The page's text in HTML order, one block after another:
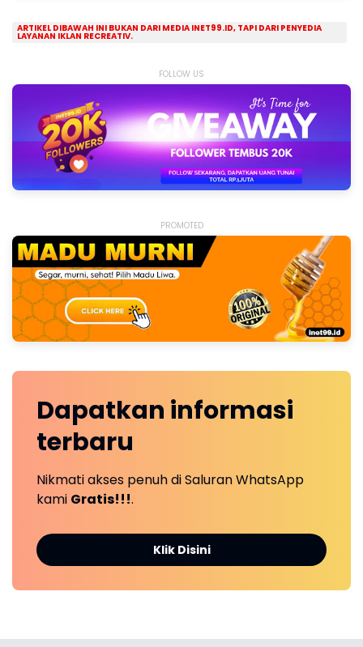
ARTIKEL DIBAWAH INI BUKAN DARI MEDIA INET99.ID, TAPI DARI PENYEDIA
LAYANAN IKLAN RECREATIV.
FOLLOW US
PROMOTED
Dapatkan informasi
terbaru
Nikmati akses penuh di Saluran WhatsApp
kami Gratis!!!.
Klik Disini